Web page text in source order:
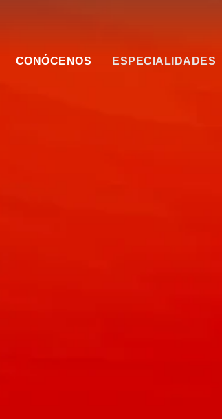
CONÓCENOS ESPECIALIDADES